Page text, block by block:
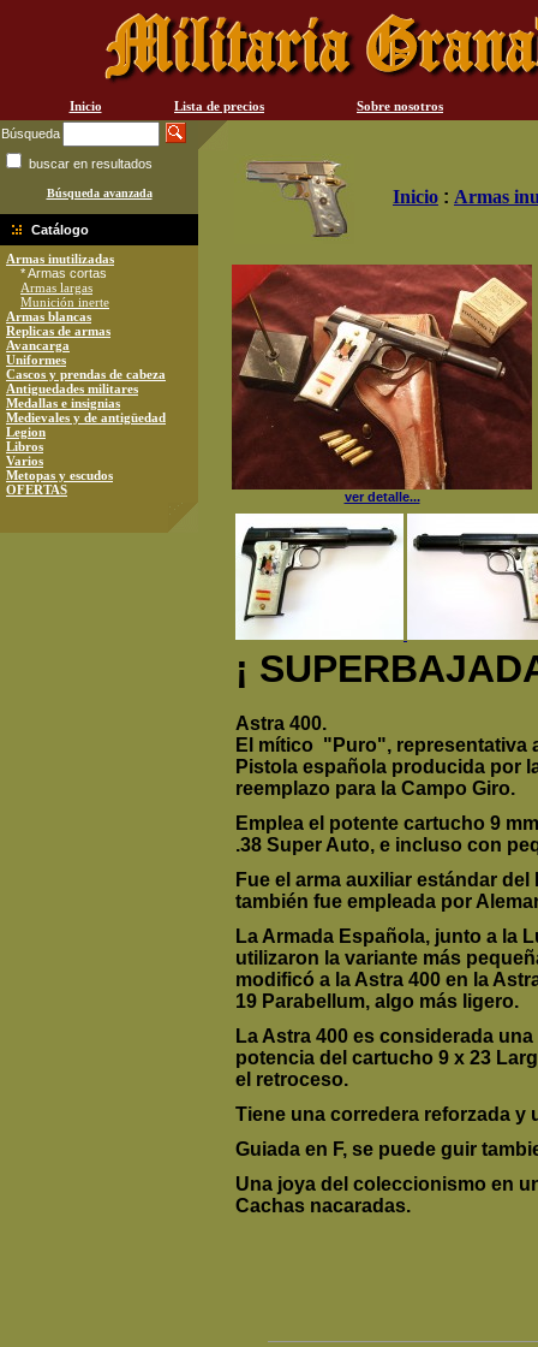
Inicio Lista de precios
Sobre nosotros
Búsqueda
buscar en resultados
Búsqueda avanzada
Catálogo
Armas inutilizadas
* Armas cortas
Armas largas
Munición inerte
Armas blancas
Replicas de armas
Avancarga
Uniformes
Cascos y prendas de cabeza
Antiguedades militares
Medallas e insignias
Medievales y de antigüedad
Legion
Libros
Varios
Metopas y escudos
OFERTAS
Inicio : Armas
ver detalle...
¡
Astra 400.
El mítico "Puro", representativa
Pistola española producida por
reemplazo para la Campo Giro.
Emplea el potente cartucho 9
.38 Super Auto, e incluso con
Fue el arma auxiliar estándar
también fue empleada por
La Armada Española, junto a la
utilizaron la variante más
modificó a la Astra 400 en la
19 Parabellum, algo más ligero.
La Astra 400 es considerada
potencia del cartucho 9 x 23
el retroceso.
Tiene una corredera reforzada y
Guiada en F, se puede guir
Una joya del coleccionismo en
Cachas nacaradas.